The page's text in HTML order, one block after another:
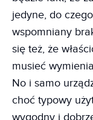
jedyne, do
wspomniany
się też, że
musieć
No i samo
choć typowy
wygodny i